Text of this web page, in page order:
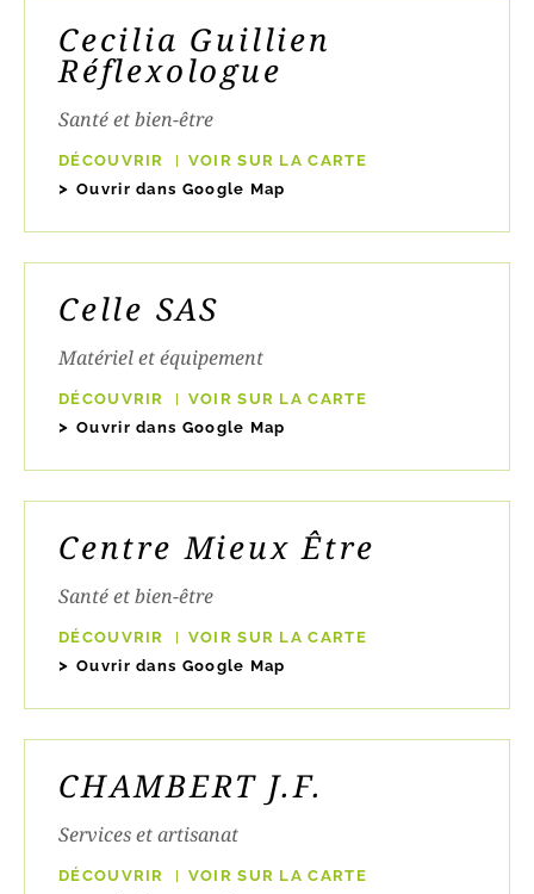
Cecilia Guillien
Réflexologue
Santé et bien-être
DÉCOUVRIR
VOIR SUR LA CARTE
Ouvrir dans Google Map
Celle SAS
Matériel et équipement
DÉCOUVRIR
VOIR SUR LA CARTE
Ouvrir dans Google Map
Centre Mieux Être
Santé et bien-être
DÉCOUVRIR
VOIR SUR LA CARTE
Ouvrir dans Google Map
CHAMBERT J.F.
Services et artisanat
DÉCOUVRIR
VOIR SUR LA CARTE